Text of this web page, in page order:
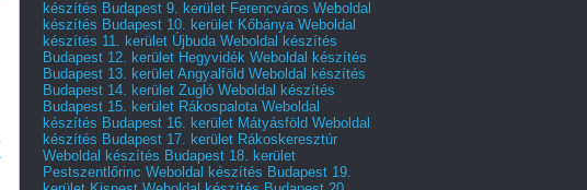
készítés Budapest 9. kerület Ferencváros Weboldal
készítés Budapest 10. kerület Kőbánya Weboldal
készítés 11. kerület Újbuda Weboldal készítés
Budapest 12. kerület Hegyvidék Weboldal készítés
Budapest 13. kerület Angyalföld Weboldal készítés
Budapest 14. kerület Zugló Weboldal készítés
Budapest 15. kerület Rákospalota Weboldal
készítés Budapest 16. kerület Mátyásföld Weboldal
készítés Budapest 17. kerület Rákoskeresztúr
Weboldal készítés Budapest 18. kerület
Pestszentlőrinc Weboldal készítés Budapest 19.